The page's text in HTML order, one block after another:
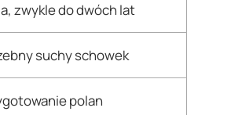
zwykle do dwóch lat
suchy schowek
polan